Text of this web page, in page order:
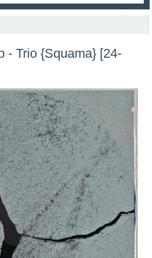
- Trio {Squama} [24-